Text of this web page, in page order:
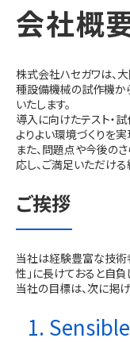
会社概
株式会社ハセガワは、
種設備機械の試作機か
いたします。
導入に向けたテスト・
よりよい環境づくりを実
また、問題点や今後の
応し、ご満足いただけ
ご挨拶
当社は経験豊富な技術者
性」に長けておると自負
当社の目標は、次に掲げ
Sensible